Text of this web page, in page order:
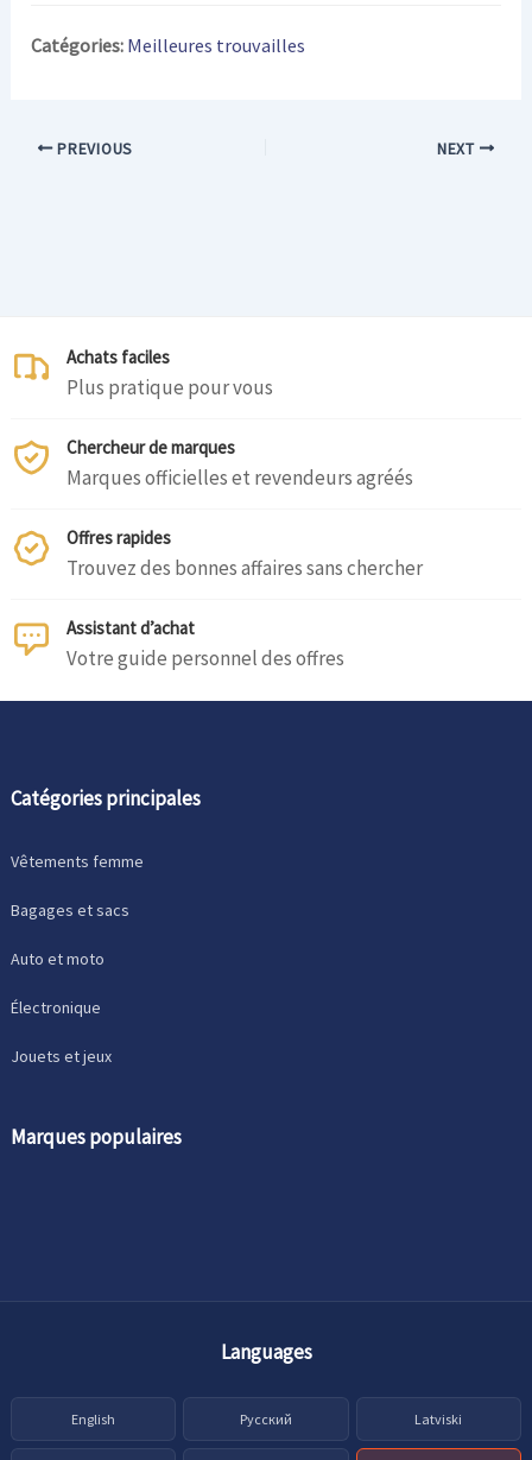
Catégories: Meilleures trouvailles
PREVIOUS NEXT
Achats faciles
Plus pratique pour vous
Chercheur de marques
Marques officielles et revendeurs agréés
Offres rapides
Trouvez des bonnes affaires sans chercher
Assistant d’achat
Votre guide personnel des offres
Catégories principales
Vêtements femme
Bagages et sacs
Auto et moto
Électronique
Jouets et jeux
Marques populaires
Languages
English Русский Latviski